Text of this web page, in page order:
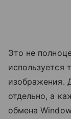
Это не
используется
изображения.
отдельно, а
обмена